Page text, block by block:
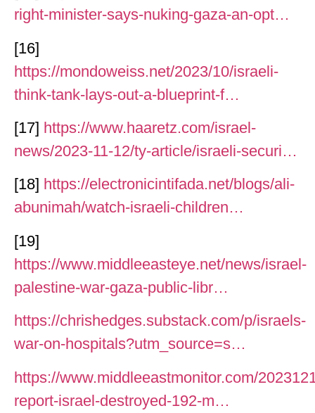
right-minister-says-nuking-gaza-an-opt…
[16]
https://mondoweiss.net/2023/10/israeli-
think-tank-lays-out-a-blueprint-f…
[17] https://www.haaretz.com/israel-
news/2023-11-12/ty-article/israeli-securi…
[18] https://electronicintifada.net/blogs/ali-
abunimah/watch-israeli-children…
[19]
https://www.middleeasteye.net/news/israel-
palestine-war-gaza-public-libr…
https://chrishedges.substack.com/p/israels-
war-on-hospitals?utm_source=s…
https://www.middleeastmonitor.com/
report-israel-destroyed-192-m…